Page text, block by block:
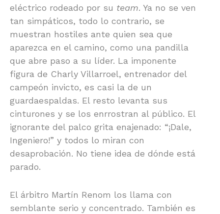
eléctrico rodeado por su team. Ya no se ven
tan simpáticos, todo lo contrario, se
muestran hostiles ante quien sea que
aparezca en el camino, como una pandilla
que abre paso a su líder. La imponente
figura de Charly Villarroel, entrenador del
campeón invicto, es casi la de un
guardaespaldas. El resto levanta sus
cinturones y se los enrrostran al público. El
ignorante del palco grita enajenado: “¡Dale,
Ingeniero!” y todos lo miran con
desaprobación. No tiene idea de dónde está
parado.
El árbitro Martín Renom los llama con
semblante serio y concentrado. También es